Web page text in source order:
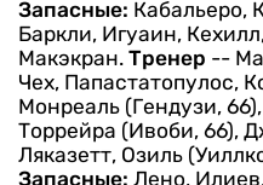
Запасные: Кабальеро,
Баркли, Игуаин,
Макэкран. Тренер --
Чех, Папастатопулос,
Монреаль (Гендузи,
Торрейра (Ивоби, 66),
Ляказетт, Озиль
Запасные: Лено,